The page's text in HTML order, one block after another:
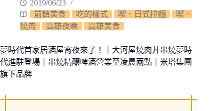
2019/06/23
前鎮美食
吃的樣式 喫．日式拉麵
喫．
燒肉
高雄夜晚 高雄美食
夢時代首家居酒屋宵夜來了！｜大河屋燒肉丼串燒夢時
代進駐登場｜串燒精釀啤酒營業至凌晨兩點｜米塔集團
旗下品牌